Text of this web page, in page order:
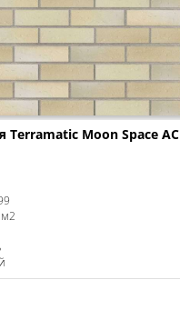
Moon Space AC
2